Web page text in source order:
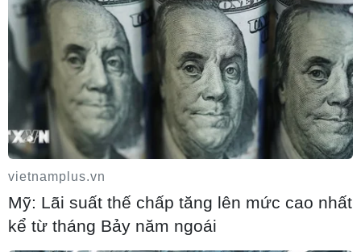
Tuyển thủ Indonesia cúi đầu thành khẩn
xin lỗi người hâm mộ xứ vạn đảo
04/08/2026 03:17
ASEAN Cup 2026: "Chìa khóa" giúp
tuyển Việt Nam quật ngã Indonesia
vietnamplus.vn
Mỹ: Lãi suất thế chấp tăng lên mức cao nhất
kể từ tháng Bảy năm ngoái